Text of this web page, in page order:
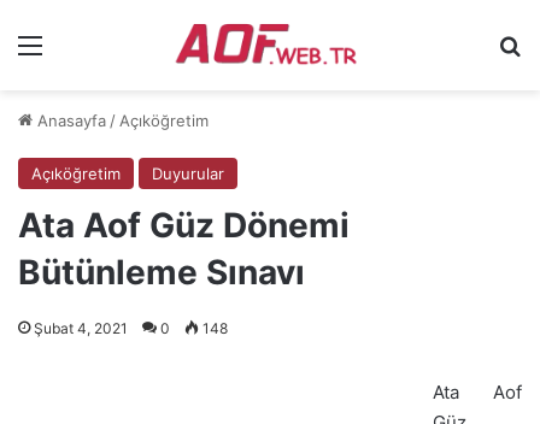
Menü
Anasayfa / Açıköğretim
Açıköğretim Duyurular
Ata Aof Güz Dönemi
Bütünleme Sınavı
Şubat 4, 2021 0 148
Ata Aof